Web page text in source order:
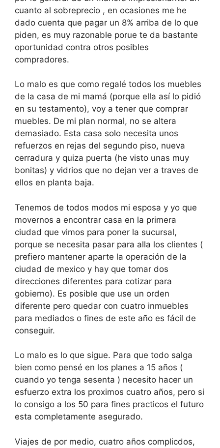
cuanto al sobreprecio , en ocasiones me he
dado cuenta que pagar un 8% arriba de lo que
piden, es muy razonable porue te da bastante
oportunidad contra otros posibles
compradores.
Lo malo es que como regalé todos los muebles
de la casa de mi mamá (porque ella así lo pidió
en su testamento), voy a tener que comprar
muebles. De mi plan normal, no se altera
demasiado. Esta casa solo necesita unos
refuerzos en rejas del segundo piso, nueva
cerradura y quiza puerta (he visto unas muy
bonitas) y vidrios que no dejan ver a traves de
ellos en planta baja.
Tenemos de todos modos mi esposa y yo que
movernos a encontrar casa en la primera
ciudad que vimos para poner la sucursal,
porque se necesita pasar para alla los clientes (
prefiero mantener aparte la operación de la
ciudad de mexico y hay que tomar dos
direcciones diferentes para cotizar para
gobierno). Es posible que use un orden
diferente pero quedar con cuatro inmuebles
para mediados o fines de este año es fácil de
conseguir.
Lo malo es lo que sigue. Para que todo salga
bien como pensé en los planes a 15 años (
cuando yo tenga sesenta ) necesito hacer un
esfuerzo extra los proximos cuatro años, pero si
lo consigo a los 50 para fines practicos el futuro
esta completamente asegurado.
Viajes de por medio, cuatro años complicdos,